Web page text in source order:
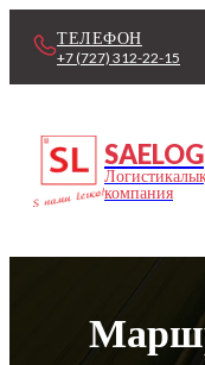
ТЕЛЕФОН
+7 (727) 312-22-15
SAELOG
компания